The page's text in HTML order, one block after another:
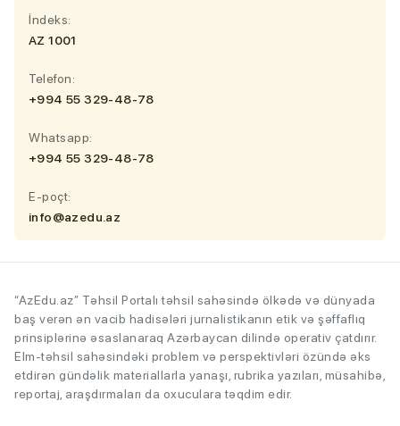
İndeks:
AZ 1001
Telefon:
+994 55 329-48-78
Whatsapp:
+994 55 329-48-78
E-poçt:
info@azedu.az
“AzEdu.az” Təhsil Portalı təhsil sahəsində ölkədə və dünyada
baş verən ən vacib hadisələri jurnalistikanın etik və şəffaflıq
prinsiplərinə əsaslanaraq Azərbaycan dilində operativ çatdırır.
Elm-təhsil sahəsindəki problem və perspektivləri özündə əks
etdirən gündəlik materiallarla yanaşı, rubrika yazıları, müsahibə,
reportaj, araşdırmaları da oxuculara təqdim edir.